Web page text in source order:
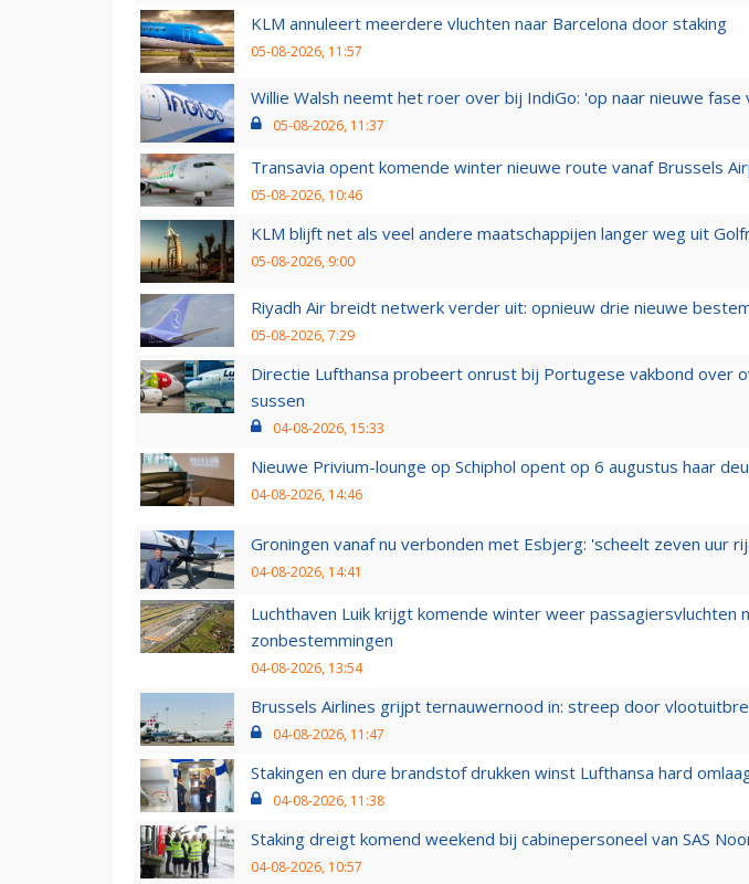
KLM annuleert meerdere vluchten naar Barcelona door staking
05-08-2026, 11:57
Willie Walsh neemt het roer over bij IndiGo: 'op naar nieuwe fase
05-08-2026, 11:37
Transavia opent komende winter nieuwe route vanaf Brussels
05-08-2026, 10:46
KLM blijft net als veel andere maatschappijen langer weg uit
05-08-2026, 9:00
Riyadh Air breidt netwerk verder uit: opnieuw drie nieuwe
05-08-2026, 7:29
Directie Lufthansa probeert onrust bij Portugese vakbond over
sussen
04-08-2026, 15:33
Nieuwe Privium-lounge op Schiphol opent op 6 augustus haar
04-08-2026, 14:46
Groningen vanaf nu verbonden met Esbjerg: 'scheelt zeven uur
04-08-2026, 14:41
Luchthaven Luik krijgt komende winter weer passagiersvluchten
zonbestemmingen
04-08-2026, 13:54
Brussels Airlines grijpt ternauwernood in: streep door
04-08-2026, 11:47
Stakingen en dure brandstof drukken winst Lufthansa hard
04-08-2026, 11:38
Staking dreigt komend weekend bij cabinepersoneel van SAS
04-08-2026, 10:57